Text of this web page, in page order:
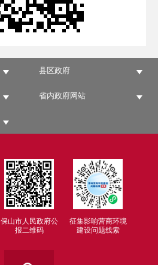
县区政府
省内政府网站
保山市人民政府公
报二维码
征集影响营商环境
建设问题线索